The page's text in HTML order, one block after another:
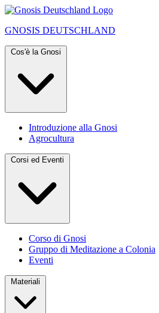
GNOSIS DEUTSCHLAND
Cos'è la Gnosi
Introduzione alla Gnosi
Agrocultura
Corsi ed Eventi
Corso di Gnosi
Gruppo di Meditazione a Colonia
Eventi
Materiali